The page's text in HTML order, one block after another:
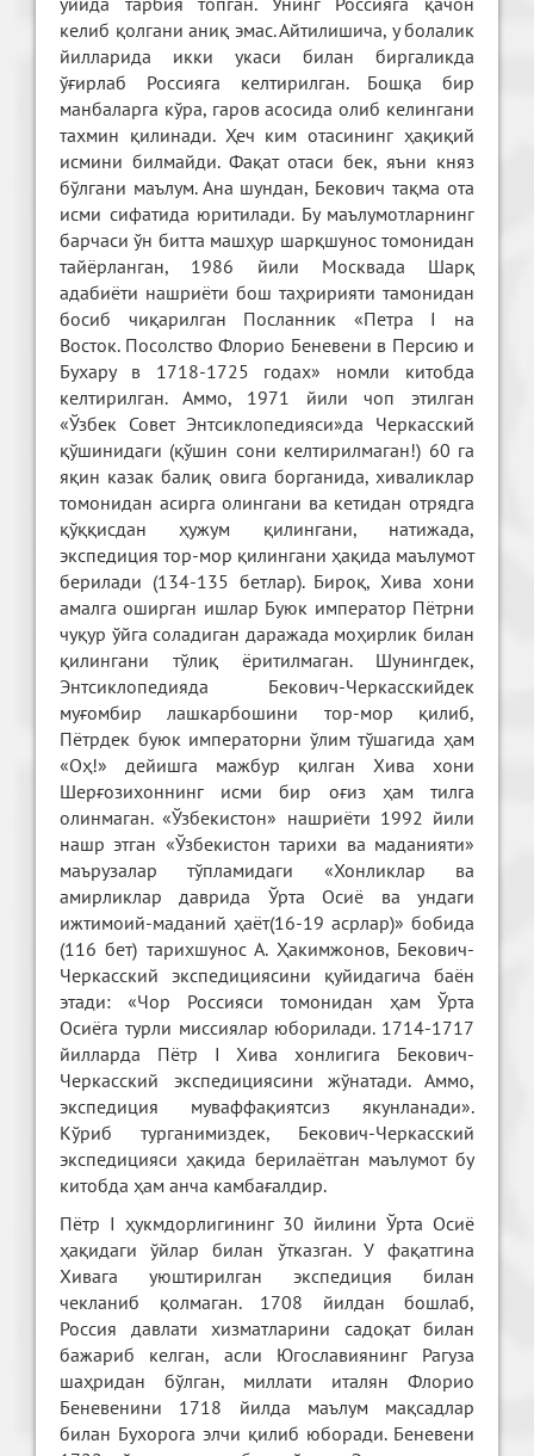
келиб қолгани аниқ эмас. Айтилишича, у болалик
йилларида икки укаси билан биргаликда
ўғирлаб Россияга келтирилган. Бошқа бир
манбаларга кўра, гаров асосида олиб келингани
тахмин қилинади. Ҳеч ким отасининг ҳақиқий
исмини билмайди. Фақат отаси бек, яъни княз
бўлгани маълум. Ана шундан, Бекович тақма ота
исми сифатида юритилади. Бу маълумотларнинг
барчаси ўн битта машҳур шарқшунос томонидан
тайёрланган, 1986 йили Москвада Шарқ
адабиёти нашриёти бош таҳририяти тамонидан
босиб чиқарилган Посланник «Петра I на
Восток. Посолство Флорио Беневени в Персию и
Бухару в 1718-1725 годах» номли китобда
келтирилган. Аммо, 1971 йили чоп этилган
«Ўзбек Совет Энтсиклопедияси»да Черкасский
қўшинидаги (қўшин сони келтирилмаган!) 60 га
яқин казак балиқ овига борганида, хиваликлар
томонидан асирга олингани ва кетидан отрядга
қўққисдан ҳужум қилингани, натижада,
экспедиция тор-мор қилингани ҳақида маълумот
берилади (134-135 бетлар). Бироқ, Хива хони
амалга оширган ишлар Буюк император Пётрни
чуқур ўйга соладиган даражада моҳирлик билан
қилингани тўлиқ ёритилмаган. Шунингдек,
Энтсиклопедияда Бекович-Черкасскийдек
муғомбир лашкарбошини тор-мор қилиб,
Пётрдек буюк императорни ўлим тўшагида ҳам
«Оҳ!» дейишга мажбур қилган Хива хони
Шерғозихоннинг исми бир оғиз ҳам тилга
олинмаган. «Ўзбекистон» нашриёти 1992 йили
нашр этган «Ўзбекистон тарихи ва маданияти»
маърузалар тўпламидаги «Хонликлар ва
амирликлар даврида Ўрта Осиё ва ундаги
ижтимоий-маданий ҳаёт(16-19 асрлар)» бобида
(116 бет) тарихшунос А. Ҳакимжонов, Бекович-
Черкасский экспедициясини қуйидагича баён
этади: «Чор Россияси томонидан ҳам Ўрта
Осиёга турли миссиялар юборилади. 1714-1717
йилларда Пётр I Хива хонлигига Бекович-
Черкасский экспедициясини жўнатади. Аммо,
экспедиция муваффақиятсиз якунланади».
Кўриб турганимиздек, Бекович-Черкасский
экспедицияси ҳақида берилаётган маълумот бу
китобда ҳам анча камбағалдир.
Пётр I ҳукмдорлигининг 30 йилини Ўрта Осиё
ҳақидаги ўйлар билан ўтказган. У фақатгина
Хивага уюштирилган экспедиция билан
чекланиб қолмаган. 1708 йилдан бошлаб,
Россия давлати хизматларини садоқат билан
бажариб келган, асли Югославиянинг Рагуза
шаҳридан бўлган, миллати италян Флорио
Беневенини 1718 йилда маълум мақсадлар
билан Бухорога элчи қилиб юборади. Беневени